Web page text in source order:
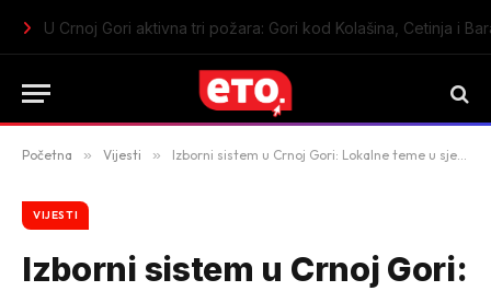
U Crnoj Gori aktivna tri požara: Gori kod Kolašina, Cetinja i
Početna » Vijesti » Izborni sistem u Crnoj Gori: Lokalne teme u sjenci državnih
VIJESTI
Izborni sistem u Crnoj Gori: